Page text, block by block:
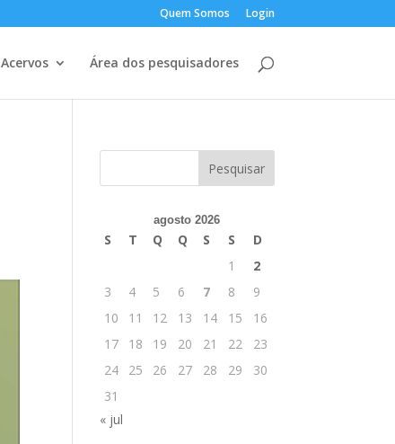
Quem Somos Login
Acervos Área dos pesquisadores
agosto 2026
S T Q Q S S
D
1
2
3
4 5 6 7 8
9
10
11 12 13 14 15
16
17
18 19 20 21 22
23
24
25 26 27 28 29
30
31
« jul